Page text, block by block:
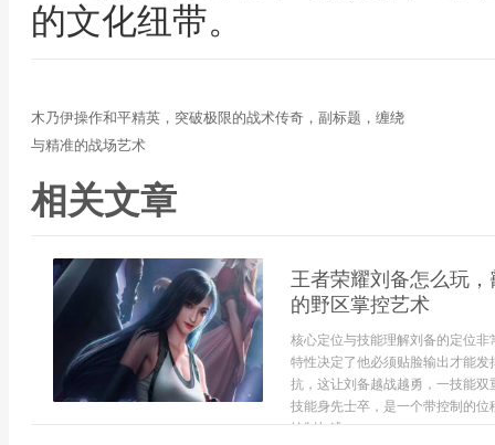
的文化纽带。
木乃伊操作和平精英，突破极限的战术传奇，副标题，缠绕
与精准的战场艺术
相关文章
王者荣耀刘备怎么玩
的野区掌控艺术
核心定位与技能理解刘备的定位
特性决定了他必须贴脸输出才能
抗，这让刘备越战越勇，一技能
技能身先士卒，是一个带控制的
控制与逃...